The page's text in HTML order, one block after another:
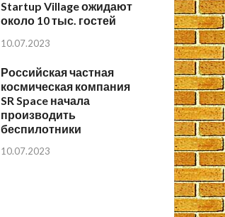
Startup Village ожидают
около 10 тыс. гостей
10.07.2023
Российская частная
космическая компания
SR Space начала
производить
беспилотники
10.07.2023